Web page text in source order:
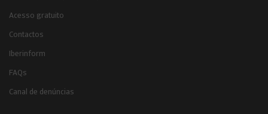
Acesso gratuito
Contactos
Iberinform
FAQs
Canal de denúncias